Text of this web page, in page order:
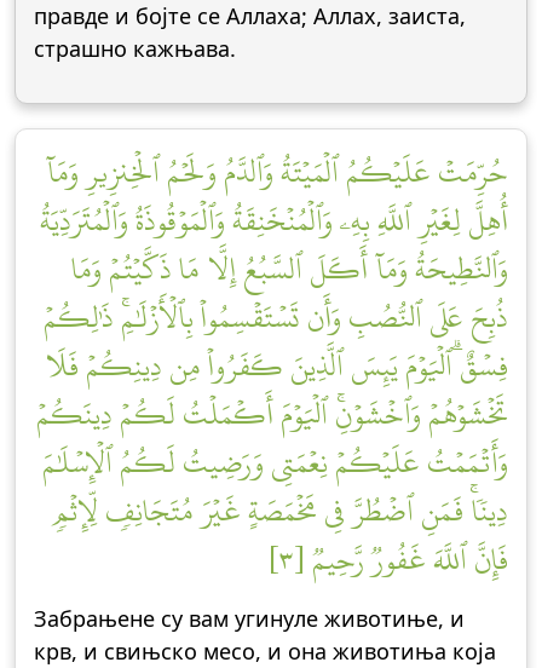
правде и бојте се Аллаха; Аллах, заиста,
страшно кажњава.
حُرِّمَتۡ عَلَيۡكُمُ ٱلۡمَيۡتَةُ وَٱلدَّمُ وَلَحۡمُ ٱلۡخِنزِيرِ وَمَآ
أُهِلَّ لِغَيۡرِ ٱللَّهِ بِهِۦ وَٱلۡمُنۡخَنِقَةُ وَٱلۡمَوۡقُوذَةُ وَٱلۡمُتَرَدِّيَةُ
وَٱلنَّطِيحَةُ وَمَآ أَكَلَ ٱلسَّبُعُ إِلَّا مَا ذَكَّيۡتُمۡ وَمَا
ذُبِحَ عَلَى ٱلنُّصُبِ وَأَن تَسۡتَقۡسِمُواْ بِٱلۡأَزۡلَٰمِۚ ذَٰلِكُمۡ
فِسۡقٌۗ ٱلۡيَوۡمَ يَئِسَ ٱلَّذِينَ كَفَرُواْ مِن دِينِكُمۡ فَلَا
تَخۡشَوۡهُمۡ وَٱخۡشَوۡنِۚ ٱلۡيَوۡمَ أَكۡمَلۡتُ لَكُمۡ دِينَكُمۡ
وَأَتۡمَمۡتُ عَلَيۡكُمۡ نِعۡمَتِي وَرَضِيتُ لَكُمُ ٱلۡإِسۡلَٰمَ
دِينٗاۚ فَمَنِ ٱضۡطُرَّ فِي مَخۡمَصَةٍ غَيۡرَ مُتَجَانِفٖ لِّإِثۡمٖ
فَإِنَّ ٱللَّهَ غَفُورٞ رَّحِيمٞ [٣]
Забрањене су вам угинуле животиње, и
крв, и свињско месо, и она животиња која